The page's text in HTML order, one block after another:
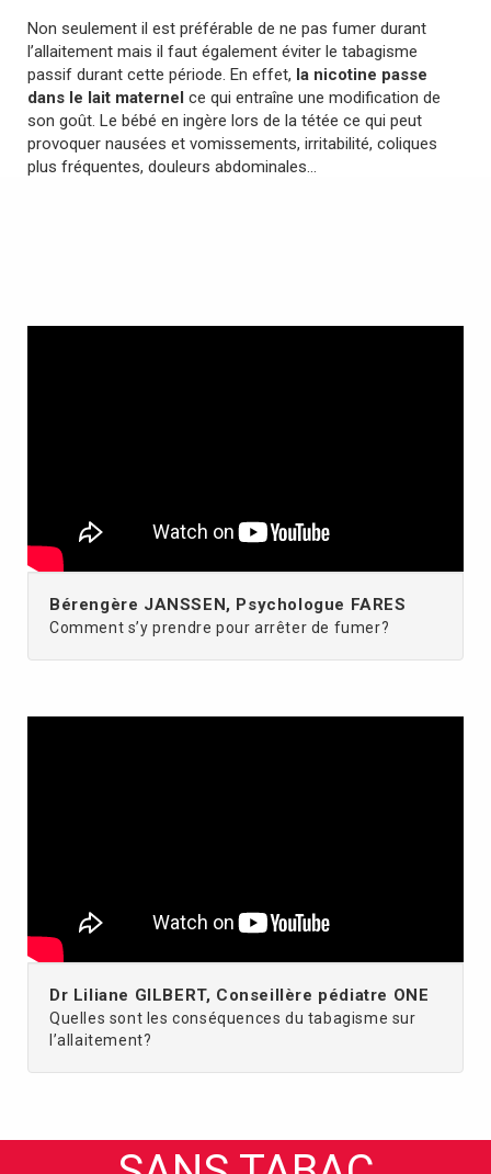
Non seulement il est préférable de ne pas fumer durant
l’allaitement mais il faut également éviter le tabagisme
passif durant cette période. En effet, la nicotine passe
dans le lait maternel ce qui entraîne une modification de
son goût. Le bébé en ingère lors de la tétée ce qui peut
provoquer nausées et vomissements, irritabilité, coliques
plus fréquentes, douleurs abdominales…
Bérengère JANSSEN, Psychologue FARES
Comment s’y prendre pour arrêter de fumer?
Dr Liliane GILBERT, Conseillère pédiatre ONE
Quelles sont les conséquences du tabagisme sur
l’allaitement?